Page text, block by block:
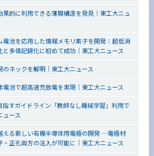
果的に利用できる薄膜構造を発見｜東工大ニュ
電池を応用した情報メモリ素子を開発：超低消
と多値記録化に初めて成功｜東工大ニュース
のネックを解明｜東工大ニュース
電池で超高速充放電を実現｜東工大ニュース
指すガイドライン「教師なし機械学習」利用で
ュース
える新しい有機半導体用電極の開発 ―電極材
・正孔両方の注入が可能に｜東工大ニュース